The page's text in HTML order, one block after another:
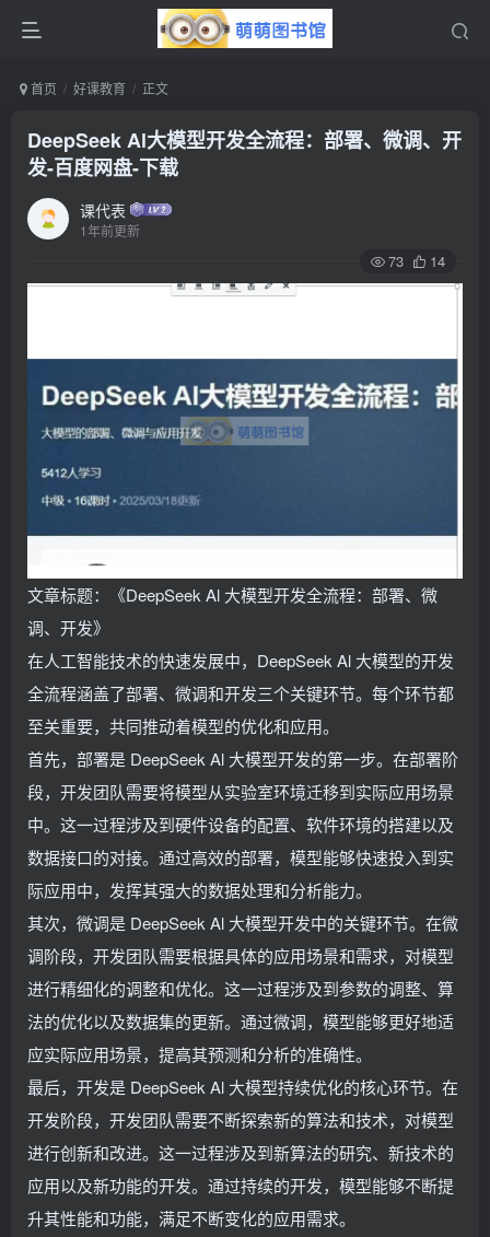
首页 好课教育 正文
DeepSeek Al大模型开发全流程：部署、微调、开
发-百度网盘-下载
课代表
1年前更新
73 14
文章标题：《DeepSeek Al 大模型开发全流程：部署、微
调、开发》
在人工智能技术的快速发展中，DeepSeek Al 大模型的开发
全流程涵盖了部署、微调和开发三个关键环节。每个环节都
至关重要，共同推动着模型的优化和应用。
首先，部署是 DeepSeek Al 大模型开发的第一步。在部署阶
段，开发团队需要将模型从实验室环境迁移到实际应用场景
中。这一过程涉及到硬件设备的配置、软件环境的搭建以及
数据接口的对接。通过高效的部署，模型能够快速投入到实
际应用中，发挥其强大的数据处理和分析能力。
其次，微调是 DeepSeek Al 大模型开发中的关键环节。在微
调阶段，开发团队需要根据具体的应用场景和需求，对模型
进行精细化的调整和优化。这一过程涉及到参数的调整、算
法的优化以及数据集的更新。通过微调，模型能够更好地适
应实际应用场景，提高其预测和分析的准确性。
最后，开发是 DeepSeek Al 大模型持续优化的核心环节。在
开发阶段，开发团队需要不断探索新的算法和技术，对模型
进行创新和改进。这一过程涉及到新算法的研究、新技术的
应用以及新功能的开发。通过持续的开发，模型能够不断提
升其性能和功能，满足不断变化的应用需求。